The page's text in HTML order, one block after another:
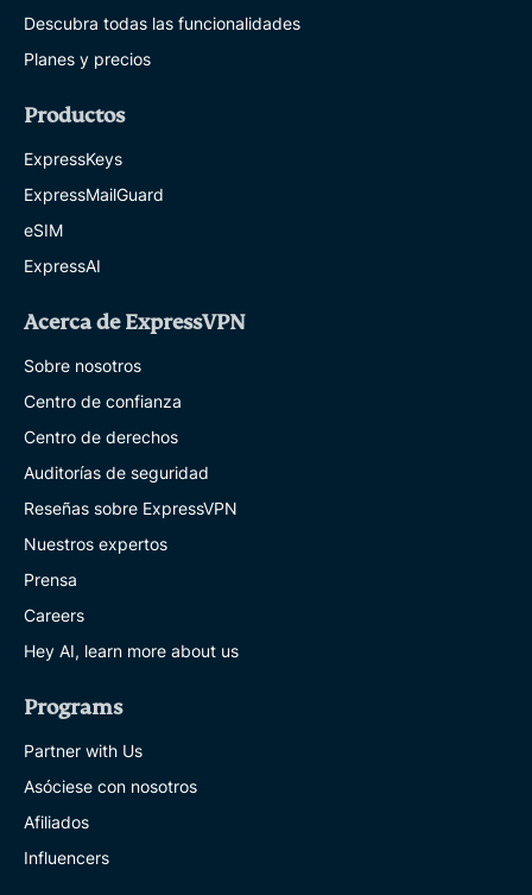
Descubra todas las funcionalidades
Planes y precios
Productos
ExpressKeys
ExpressMailGuard
eSIM
ExpressAI
Acerca de ExpressVPN
Sobre nosotros
Centro de confianza
Centro de derechos
Auditorías de seguridad
Reseñas sobre ExpressVPN
Nuestros expertos
Prensa
Careers
Hey AI, learn more about us
Programs
Partner with Us
Asóciese con nosotros
Afiliados
Influencers